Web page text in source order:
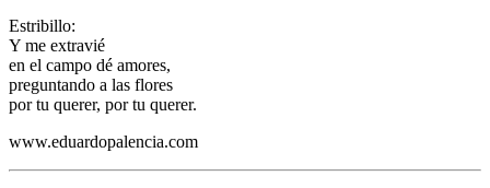
Estribillo:
Y me extravié
en el campo dé amores,
preguntando a las flores
por tu querer, por tu querer.
www.eduardopalencia.com